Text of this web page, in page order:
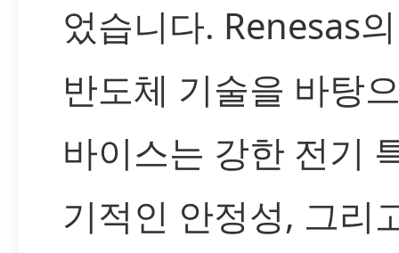
었습니다. Renesas
반도체 기술을 바탕
바이스는 강한 전기
기적인 안정성, 그리